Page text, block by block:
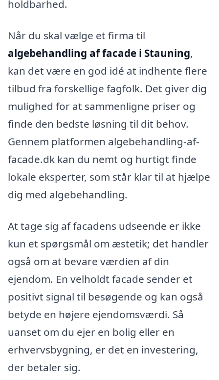
holdbarhed.
Når du skal vælge et firma til
algebehandling af facade i Stauning,
kan det være en god idé at indhente flere
tilbud fra forskellige fagfolk. Det giver dig
mulighed for at sammenligne priser og
finde den bedste løsning til dit behov.
Gennem platformen algebehandling-af-
facade.dk kan du nemt og hurtigt finde
lokale eksperter, som står klar til at hjælpe
dig med algebehandling.
At tage sig af facadens udseende er ikke
kun et spørgsmål om æstetik; det handler
også om at bevare værdien af din
ejendom. En velholdt facade sender et
positivt signal til besøgende og kan også
betyde en højere ejendomsværdi. Så
uanset om du ejer en bolig eller en
erhvervsbygning, er det en investering,
der betaler sig.